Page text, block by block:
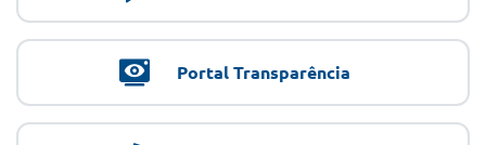
Portal Transparência